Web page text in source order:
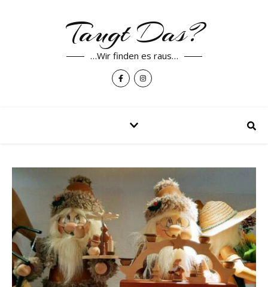
Taugt Das?
…Wir finden es raus…